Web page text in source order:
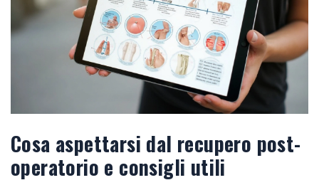
Cosa aspettarsi dal recupero post-
operatorio e consigli utili